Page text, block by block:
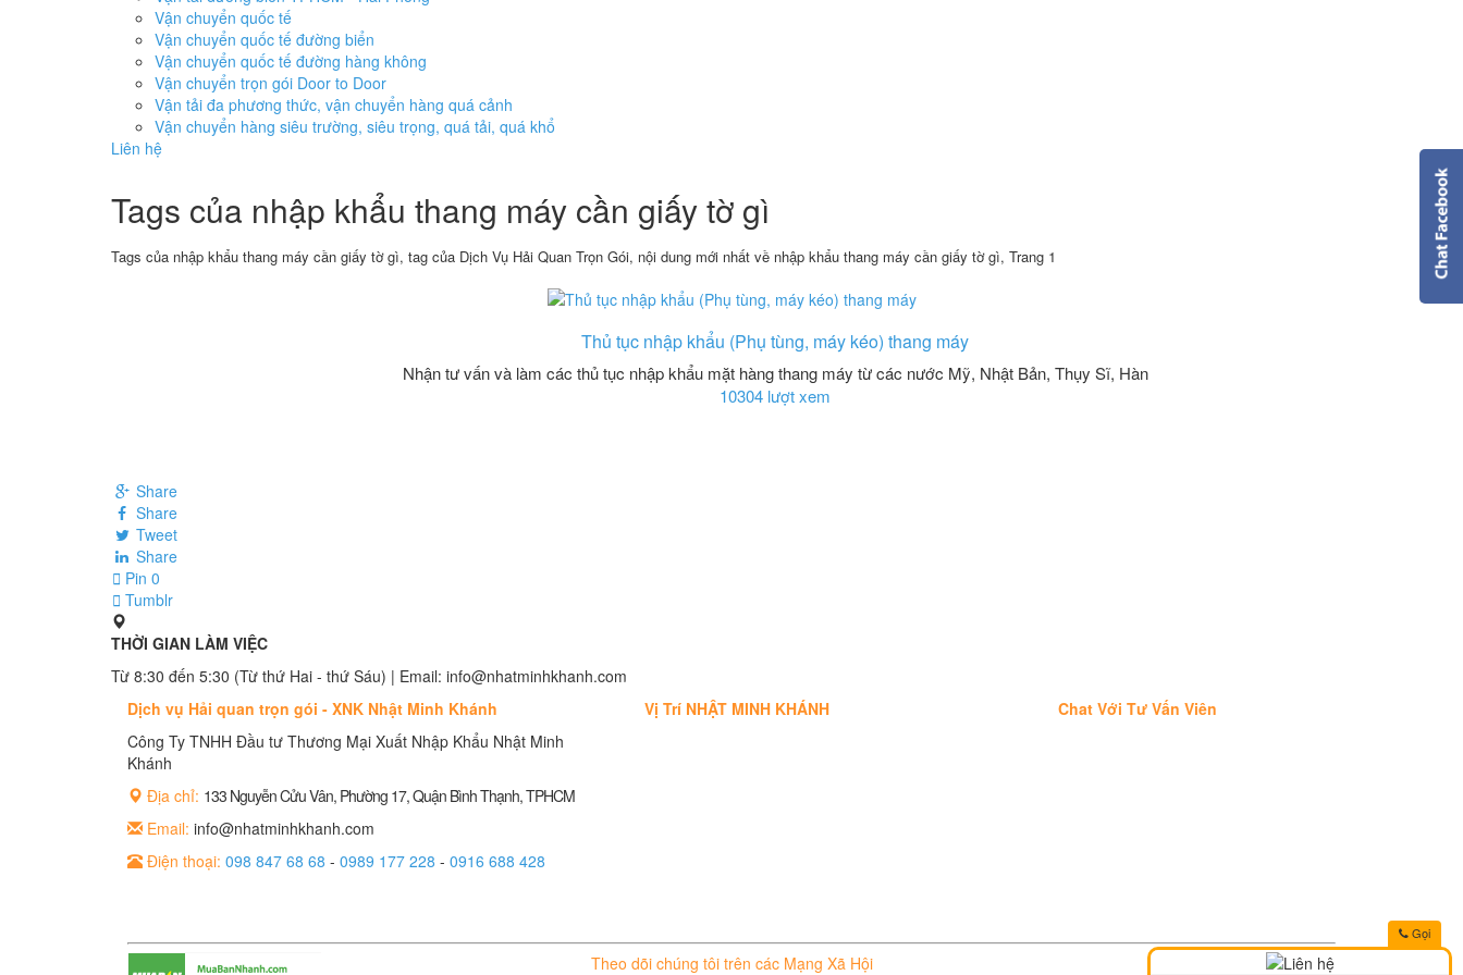
Vận chuyển quốc tế
Vận chuyển quốc tế đường biển
Vận chuyển quốc tế đường hàng không
Vận chuyển trọn gói Door to Door
Vận tải đa phương thức, vận chuyển hàng quá cảnh
Vận chuyển hàng siêu trường, siêu trọng, quá tải, quá khổ
Liên hệ
Tags của nhập khẩu thang máy cần giấy tờ gì
Tags của nhập khẩu thang máy cần giấy tờ gì, tag của Dịch Vụ Hải Quan Trọn Gói, nội dung mới nhất về nhập khẩu thang máy cần giấy tờ gì, Trang 1
Thủ tục nhập khẩu (Phụ tùng, máy kéo) thang máy
Nhận tư vấn và làm các thủ tục nhập khẩu mặt hàng thang máy từ các nước Mỹ, Nhật Bản, Thụy Sĩ, Hàn
10304 lượt xem
Share
Share
Tweet
Share
Pin 0
Tumblr
THỜI GIAN LÀM VIỆC
Từ 8:30 đến 5:30 (Từ thứ Hai - thứ Sáu) | Email: info@nhatminhkhanh.com
Dịch vụ Hải quan trọn gói - XNK Nhật Minh Khánh
Công Ty TNHH Đầu tư Thương Mại Xuất Nhập Khẩu Nhật Minh
Khánh
Địa chỉ: 133 Nguyễn Cửu Vân, Phường 17, Quận Bình Thạnh, TPHCM
Email: info@nhatminhkhanh.com
Điện thoại: 098 847 68 68 - 0989 177 228 - 0916 688 428
Vị Trí NHẬT MINH KHÁNH Chat Với Tư Vấn Viên
Theo dõi chúng tôi trên các Mạng Xã Hội
Gọi